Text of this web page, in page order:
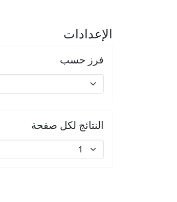
الإعدادات
فرز حسب
النتائج لكل صفحة